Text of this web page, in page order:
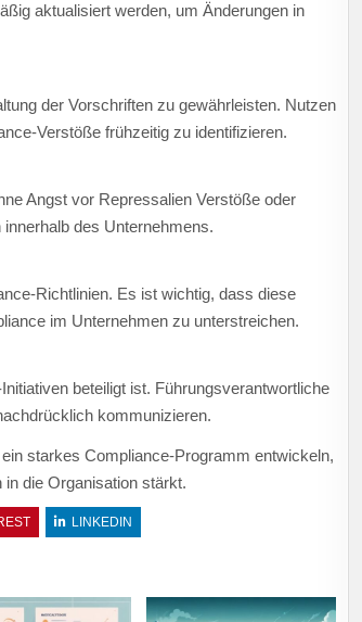
aktualisiert werden, um Änderungen in
der Vorschriften zu gewährleisten. Nutzen
Verstöße frühzeitig zu identifizieren.
Angst vor Repressalien Verstöße oder
des Unternehmens.
Richtlinien. Es ist wichtig, dass diese
im Unternehmen zu unterstreichen.
beteiligt ist. Führungsverantwortliche
kommunizieren.
starkes Compliance-Programm entwickeln,
die Organisation stärkt.
LINKEDIN